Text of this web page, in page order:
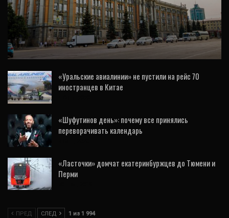
ЭКОНОМИКА
Власти Екатеринбурга разработали
стратегию развития районов. Видеозапись
«Уральские авиалинии» не пустили на рейс 70
иностранцев в Китае
«Шуфутинов день»: почему все принялись
переворачивать календарь
«Ласточки» домчат екатеринбуржцев до Тюмени и
Перми
ПРЕД СЛЕД 1 из 1 994